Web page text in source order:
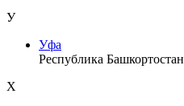
У
Уфа
Республика Башкортостан
Х